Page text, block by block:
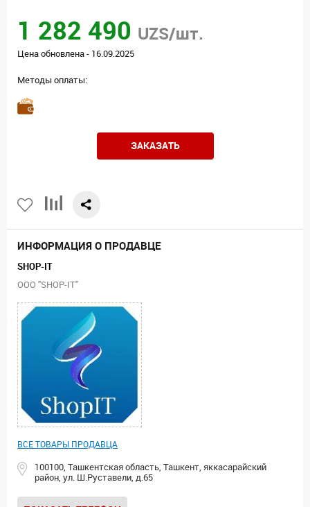
1 282 490 UZS/шт.
Цена обновлена - 16.09.2025
Методы оплаты:
ЗАКАЗАТЬ
ИНФОРМАЦИЯ О ПРОДАВЦЕ
SHOP-IT
ООО "SHOP-IT"
ВСЕ ТОВАРЫ ПРОДАВЦА
100100, Ташкентская область, Ташкент, яккасарайский
район, ул. Ш.Руставели, д.65